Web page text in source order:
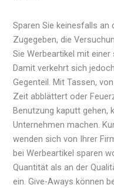
Sparen Sie keinesfalls an
Zugegeben, die
Sie Werbeartikel mit
Damit verkehrt sich
Gegenteil. Mit Tassen,
Zeit abblättert oder
Benutzung kaputt gehen,
Unternehmen machen.
wenden sich von Ihrer
bei Werbeartikel sparen
Quantität als an der
ein. Give-Aways können